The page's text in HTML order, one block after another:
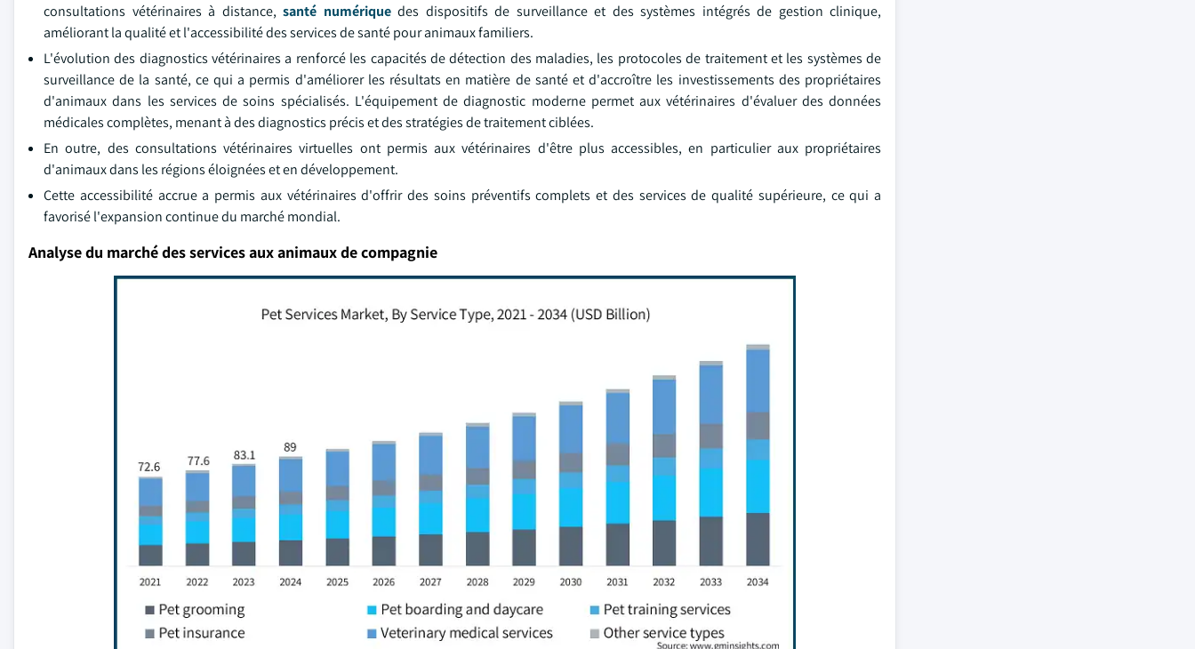
consultations vétérinaires à distance, santé numériquedes dispositifs de surveillance et des systèmes intégrés de gestion clinique,
améliorant la qualité et l'accessibilité des services de santé pour animaux familiers.
L'évolution des diagnostics vétérinaires a renforcé les capacités de détection des maladies, les protocoles de traitement et les systèmes de
surveillance de la santé, ce qui a permis d'améliorer les résultats en matière de santé et d'accroître les investissements des propriétaires
d'animaux dans les services de soins spécialisés. L'équipement de diagnostic moderne permet aux vétérinaires d'évaluer des données
médicales complètes, menant à des diagnostics précis et des stratégies de traitement ciblées.
En outre, des consultations vétérinaires virtuelles ont permis aux vétérinaires d'être plus accessibles, en particulier aux propriétaires
d'animaux dans les régions éloignées et en développement.
Cette accessibilité accrue a permis aux vétérinaires d'offrir des soins préventifs complets et des services de qualité supérieure, ce qui a
favorisé l'expansion continue du marché mondial.
Analyse du marché des services aux animaux de compagnie